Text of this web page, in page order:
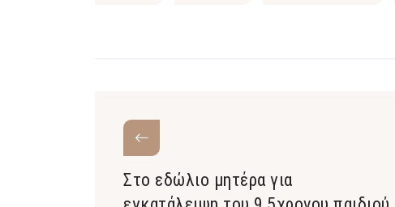
Στο εδώλιο μητέρα για